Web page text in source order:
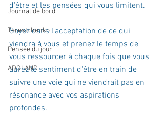
Journal de bord
Terestchenko
Pensée du jour
ADOLAND
d'être et les pensées qui vous limitent.
Soyez dans l'acceptation de ce qui
viendra à vous et prenez le temps de
vous ressourcer à chaque fois que vous
aurez le sentiment d'être en train de
suivre une voie qui ne viendrait pas en
résonance avec vos aspirations
profondes.